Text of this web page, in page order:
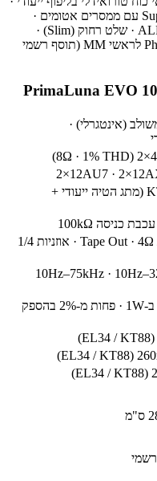
שנאי יציאה רחבי-סרט · כניסות SuperQuiet עם ממסרים אטומים ·
בקרת עוצמה ALPS Blue Velvet · SoftStart · שלט רחוק (Slim) ·
אופציה: שלב פונו פנימי PhonoLogue EVO לראשי MM (תוסף רשמי
(אינטגרלי) ·
(8Ω · 1% THD)
·
2×12AU7
EL34 או KT88 (מתג הטיה ייעודי +
100kΩ
4Ω · Tape Out · אוזניות
1/4
·
10Hz–75kHz
ב-1W · פחות מ-2% בהספק
(EL34 / KT88)
(EL34 / KT88)
(EL34 / KT88)
ס"מ
רשמי